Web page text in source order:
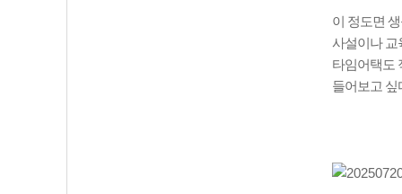
이 정도면
사설이나 교
타임어택도
들어보고 싶